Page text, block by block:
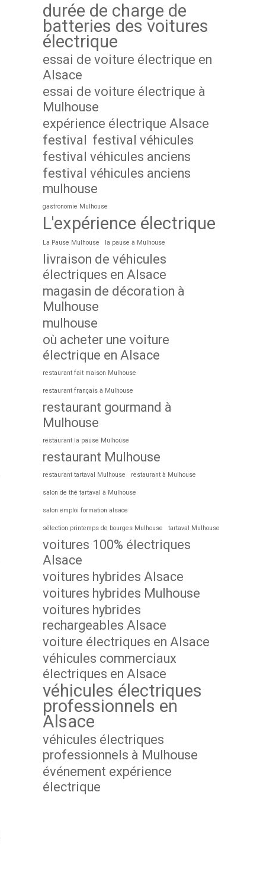
durée de charge de
batteries des voitures
électrique
essai de voiture électrique en
Alsace
essai de voiture électrique à
Mulhouse
expérience électrique Alsace
festival festival véhicules
festival véhicules anciens
festival véhicules anciens
mulhouse
gastronomie Mulhouse
L'expérience électrique
La Pause Mulhouse la pause à Mulhouse
livraison de véhicules
électriques en Alsace
magasin de décoration à
Mulhouse
mulhouse
où acheter une voiture
électrique en Alsace
restaurant fait maison Mulhouse
restaurant français à Mulhouse
restaurant gourmand à
Mulhouse
restaurant la pause Mulhouse
restaurant Mulhouse
restaurant tartaval Mulhouse restaurant à Mulhouse
salon de thé tartaval à Mulhouse
salon emploi formation alsace
sélection printemps de bourges Mulhouse tartaval Mulhouse
voitures 100% électriques
Alsace
voitures hybrides Alsace
voitures hybrides Mulhouse
voitures hybrides
rechargeables Alsace
voiture électriques en Alsace
véhicules commerciaux
électriques en Alsace
véhicules électriques
professionnels en
Alsace
véhicules électriques
professionnels à Mulhouse
événement expérience
électrique